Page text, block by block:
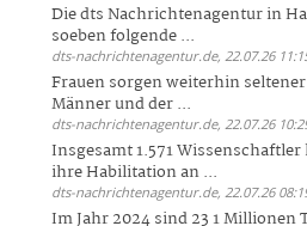
Die dts Nachrichtenagentur in
soeben folgende ...
dts-nachrichtenagentur.de, 22.07.26
Frauen sorgen weiterhin
Männer und der ...
dts-nachrichtenagentur.de, 22.07.26
Insgesamt 1.571 Wissenschaftler
ihre Habilitation an ...
dts-nachrichtenagentur.de, 22.07.26
Im Jahr 2024 sind 23 1 Millionen